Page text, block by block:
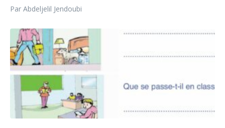
Par Abdeljelil Jendoubi